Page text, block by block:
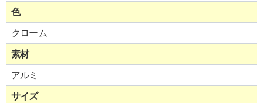
色
クローム
素材
アルミ
サイズ